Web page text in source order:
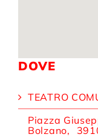
DOVE
TEATRO
Piazza
Bolzano,